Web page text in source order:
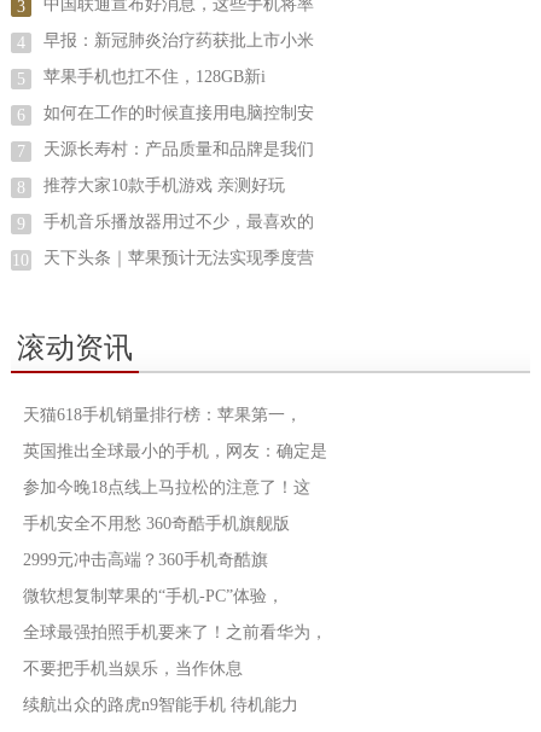
3 中国联通宣布好消息，这些手机将率
4 早报：新冠肺炎治疗药获批上市小米
5 苹果手机也扛不住，128GB新i
6 如何在工作的时候直接用电脑控制安
7 天源长寿村：产品质量和品牌是我们
8 推荐大家10款手机游戏 亲测好玩
9 手机音乐播放器用过不少，最喜欢的
10 天下头条｜苹果预计无法实现季度营
滚动资讯
天猫618手机销量排行榜：苹果第一，
英国推出全球最小的手机，网友：确定是
参加今晚18点线上马拉松的注意了！这
手机安全不用愁 360奇酷手机旗舰版
2999元冲击高端？360手机奇酷旗
微软想复制苹果的“手机-PC”体验，
全球最强拍照手机要来了！之前看华为，
不要把手机当娱乐，当作休息
续航出众的路虎n9智能手机 待机能力